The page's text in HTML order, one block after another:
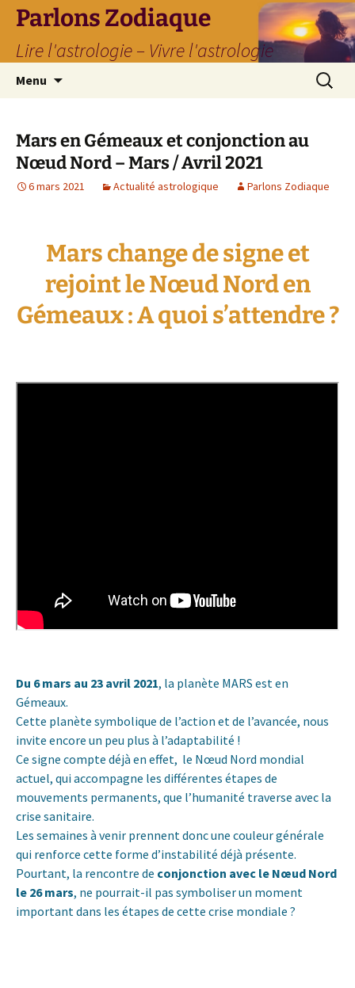
Parlons Zodiaque
Lire l'astrologie – Vivre l'astrologie
Menu
Mars en Gémeaux et conjonction au
Nœud Nord – Mars / Avril 2021
6 mars 2021 Actualité astrologique Parlons Zodiaque
Mars change de signe et
rejoint le Nœud Nord en
Gémeaux : A quoi s’attendre ?
Du 6 mars au 23 avril 2021, la planète MARS est en
Gémeaux.
Cette planète symbolique de l’action et de l’avancée, nous
invite encore un peu plus à l’adaptabilité !
Ce signe compte déjà en effet, le Nœud Nord mondial
actuel, qui accompagne les différentes étapes de
mouvements permanents, que l’humanité traverse avec la
crise sanitaire.
Les semaines à venir prennent donc une couleur générale
qui renforce cette forme d’instabilité déjà présente.
Pourtant, la rencontre de conjonction avec le Nœud Nord
le 26 mars, ne pourrait-il pas symboliser un moment
important dans les étapes de cette crise mondiale ?